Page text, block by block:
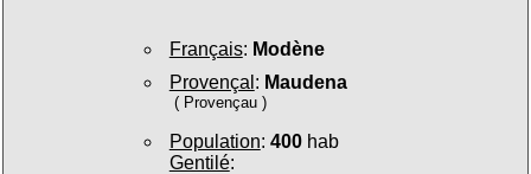
Français: Modène
Provençal : Maudena
( Provençau )
Population: 400hab
Gentilé: